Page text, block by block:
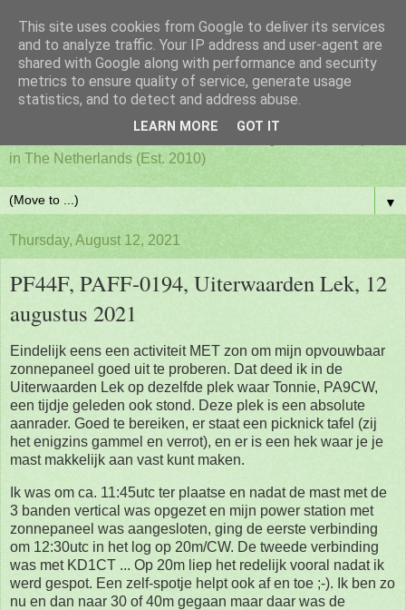
PAFF - Ham Radio & Flora
and Fauna Netherlands
in The Netherlands (Est. 2010)
▼
Thursday, August 12, 2021
PF44F, PAFF-0194, Uiterwaarden Lek, 12
augustus 2021
Eindelijk eens een activiteit MET zon om mijn opvouwbaar
zonnepaneel goed uit te proberen. Dat deed ik in de
Uiterwaarden Lek op dezelfde plek waar Tonnie, PA9CW,
een tijdje geleden ook stond. Deze plek is een absolute
aanrader. Goed te bereiken, er staat een picknick tafel (zij
het enigzins gammel en verrot), en er is een hek waar je je
mast makkelijk aan vast kunt maken.
Ik was om ca. 11:45utc ter plaatse en nadat de mast met de
3 banden vertical was opgezet en mijn power station met
zonnepaneel was aangesloten, ging de eerste verbinding
om 12:30utc in het log op 20m/CW. De tweede verbinding
was met KD1CT ... Op 20m liep het redelijk vooral nadat ik
werd gespot. Een zelf-spotje helpt ook af en toe ;-). Ik ben zo
nu en dan naar 30 of 40m gegaan maar daar was de
This site uses cookies from Google to deliver its services
and to analyze traffic. Your IP address and user-agent are
shared with Google along with performance and security
metrics to ensure quality of service, generate usage
statistics, and to detect and address abuse.
LEARN MORE GOT IT